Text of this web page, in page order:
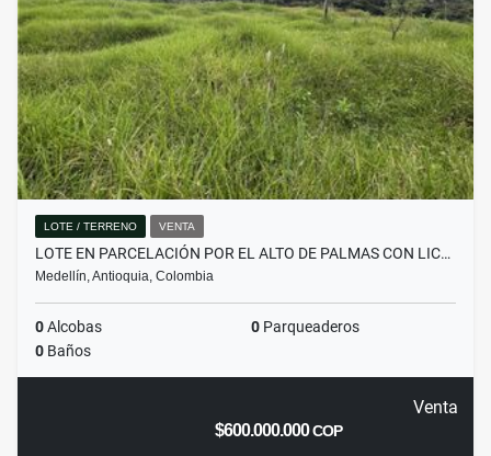
LOTE / TERRENO VENTA
LOTE EN PARCELACIÓN POR EL ALTO DE PALMAS CON LIC…
Medellín, Antioquia, Colombia
0Alcobas 0 Parqueaderos
0 Baños
Venta
$600.000.000COP